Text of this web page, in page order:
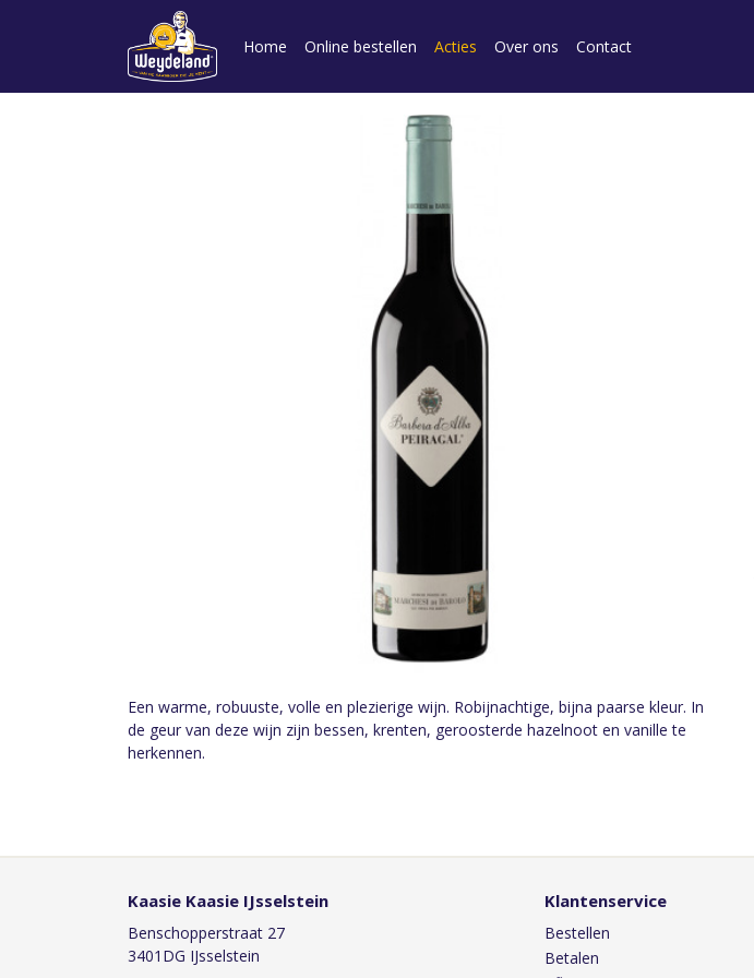
Home Online bestellen Acties Over ons Contact
Een warme, robuuste, volle en plezierige wijn. Robijnachtige, bijna paarse kleur. In
de geur van deze wijn zijn bessen, krenten, geroosterde hazelnoot en vanille te
herkennen.
Kaasie Kaasie IJsselstein
Benschopperstraat 27
3401DG IJsselstein
Klantenservice
Bestellen
Betalen